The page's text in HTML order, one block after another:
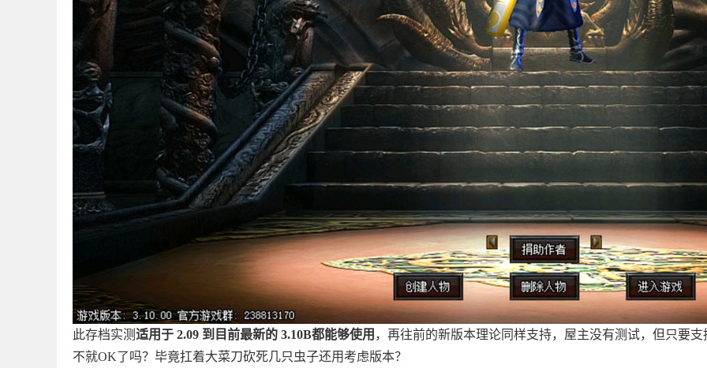
此存档实测适用于 2.09 到目前最新的 3.10B都能够使用 ，再往前的新版本理论同样支持，屋主没有测试，但只要支
不就OK了吗？毕竟扛着大菜刀砍死几只虫子还用考虑版本？